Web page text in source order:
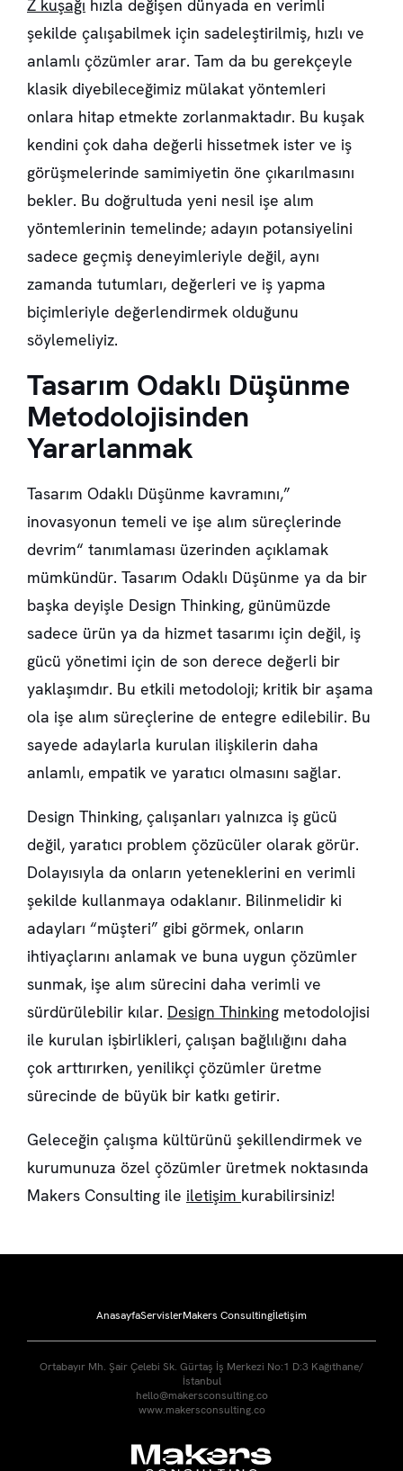
Z kuşağı hızla değişen dünyada en verimli
şekilde çalışabilmek için sadeleştirilmiş, hızlı ve
anlamlı çözümler arar. Tam da bu gerekçeyle
klasik diyebileceğimiz mülakat yöntemleri
onlara hitap etmekte zorlanmaktadır. Bu kuşak
kendini çok daha değerli hissetmek ister ve iş
görüşmelerinde samimiyetin öne çıkarılmasını
bekler. Bu doğrultuda yeni nesil işe alım
yöntemlerinin temelinde; adayın potansiyelini
sadece geçmiş deneyimleriyle değil, aynı
zamanda tutumları, değerleri ve iş yapma
biçimleriyle değerlendirmek olduğunu
söylemeliyiz.
Tasarım Odaklı Düşünme
Metodolojisinden
Yararlanmak
Tasarım Odaklı Düşünme kavramını,”
inovasyonun temeli ve işe alım süreçlerinde
devrim“ tanımlaması üzerinden açıklamak
mümkündür. Tasarım Odaklı Düşünme ya da bir
başka deyişle Design Thinking, günümüzde
sadece ürün ya da hizmet tasarımı için değil, iş
gücü yönetimi için de son derece değerli bir
yaklaşımdır. Bu etkili metodoloji; kritik bir aşama
ola işe alım süreçlerine de entegre edilebilir. Bu
sayede adaylarla kurulan ilişkilerin daha
anlamlı, empatik ve yaratıcı olmasını sağlar.
Design Thinking, çalışanları yalnızca iş gücü
değil, yaratıcı problem çözücüler olarak görür.
Dolayısıyla da onların yeteneklerini en verimli
şekilde kullanmaya odaklanır. Bilinmelidir ki
adayları “müşteri” gibi görmek, onların
ihtiyaçlarını anlamak ve buna uygun çözümler
sunmak, işe alım sürecini daha verimli ve
sürdürülebilir kılar. Design Thinking metodolojisi
ile kurulan işbirlikleri, çalışan bağlılığını daha
çok arttırırken, yenilikçi çözümler üretme
sürecinde de büyük bir katkı getirir.
Geleceğin çalışma kültürünü şekillendirmek ve
kurumunuza özel çözümler üretmek noktasında
Makers Consulting ile iletişim kurabilirsiniz!
AnasayfaServislerMakers Consultingİletişim
Ortabayır Mh. Şair Çelebi Sk. Gürtaş İş Merkezi No:1 D:3 Kağıthane/
İstanbul
hello@makersconsulting.co
www.makersconsulting.co